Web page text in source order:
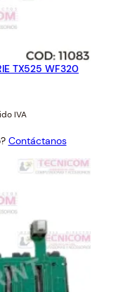
TX525 WF320
IVA
Contáctanos